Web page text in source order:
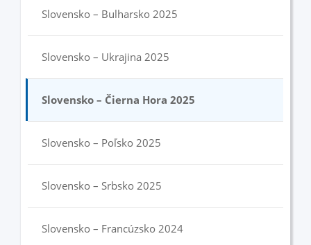
Slovensko – Bulharsko 2025
Slovensko – Ukrajina 2025
Slovensko – Čierna Hora 2025
Slovensko – Poľsko 2025
Slovensko – Srbsko 2025
Slovensko – Francúzsko 2024